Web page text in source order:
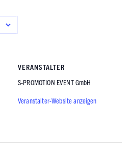
VERANSTALTER
S-PROMOTION EVENT GmbH
Veranstalter-Website anzeigen